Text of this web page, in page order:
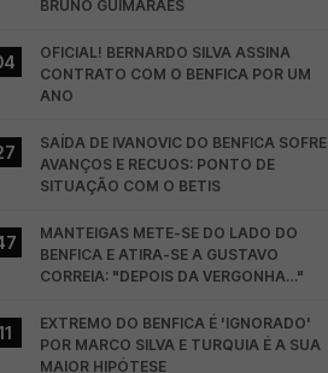
BRUNO GUIMARÃES
OFICIAL! BERNARDO SILVA ASSINA
CONTRATO COM O BENFICA POR UM
ANO
SAÍDA DE IVANOVIC DO BENFICA SOFRE
AVANÇOS E RECUOS: PONTO DE
SITUAÇÃO COM O BETIS
MANTEIGAS METE-SE DO LADO DO
BENFICA E ATIRA-SE A GUSTAVO
CORREIA: "DEPOIS DA VERGONHA…"
EXTREMO DO BENFICA É 'IGNORADO'
POR MARCO SILVA E TURQUIA É A SUA
MAIOR HIPÓTESE